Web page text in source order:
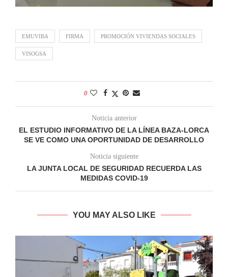
EMUVIBA FIRMA PROMOCIÓN VIVIENDAS SOCIALES
VISOGSA
0
Noticia anterior
EL ESTUDIO INFORMATIVO DE LA LÍNEA BAZA-LORCA
SE VE COMO UNA OPORTUNIDAD DE DESARROLLO
Noticia siguiente
LA JUNTA LOCAL DE SEGURIDAD RECUERDA LAS
MEDIDAS COVID-19
YOU MAY ALSO LIKE